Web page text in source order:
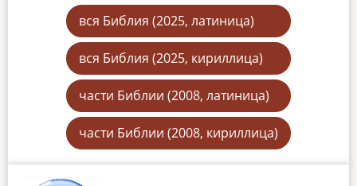
вся Библия (2025, латиница)
вся Библия (2025, кириллица)
части Библии (2008, латиница)
части Библии (2008, кириллица)